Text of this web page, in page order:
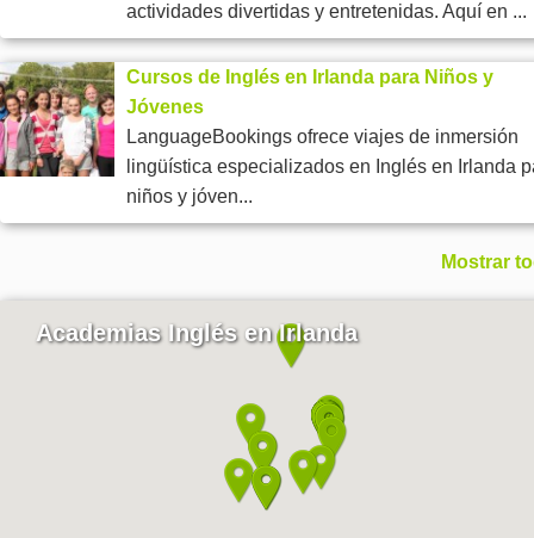
actividades divertidas y entretenidas. Aquí en ...
Cursos de Inglés en Irlanda para Niños y
Jóvenes
LanguageBookings ofrece viajes de inmersión
lingüística especializados en Inglés en Irlanda
niños y jóven...
Mostrar
Academias Inglés en Irlanda